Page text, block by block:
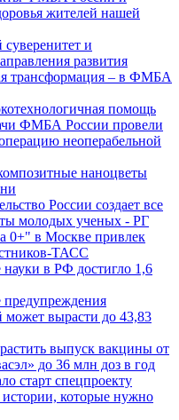
жителей нашей
и
развития
трансформация – в ФМБА
помощь
ФМБА России провели
неоперабельной
наноцветы
России создает все
молодых ученых - РГ
0+" в Москве привлек
ТАСС
в РФ достигло 1,6
может вырасти до 43,83
выпуск вакцины от
до 36 млн доз в год
старт спецпроекту
истории, которые нужно